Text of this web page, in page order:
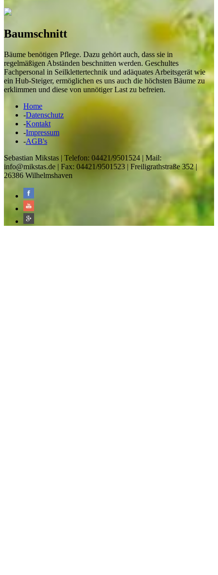
Baumschnitt
Bäume benötigen Pflege. Dazu gehört auch, dass sie in
regelmäßigen Abständen beschnitten werden. Geschultes
Fachpersonal in Seilklettertechnik und adäquates Arbeitsgerät wie
ein Hub-Steiger, ermöglichen es uns auch die höchsten Bäume zu
erklimmen und diese von unnötiger Last zu befreien.
Home
-Datenschutz
-Kontakt
-Impressum
-AGB's
Sebastian Mikstas | Telefon: 04421/9501524 | Mail:
info@mikstas.de | Fax: 04421/9501523 | Freiligrathstraße 352 |
26386 Wilhelmshaven